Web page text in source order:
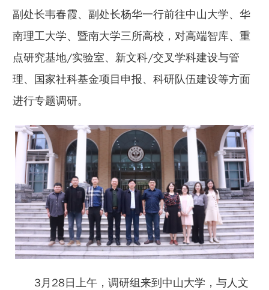
副处长韦春霞、副处长杨华一行前往中山大学、华
南理工大学、暨南大学三所高校，对高端智库、重
点研究基地/实验室、新文科/交叉学科建设与管
理、国家社科基金项目申报、科研队伍建设等方面
进行专题调研。
3月28日上午，调研组来到中山大学，与人文